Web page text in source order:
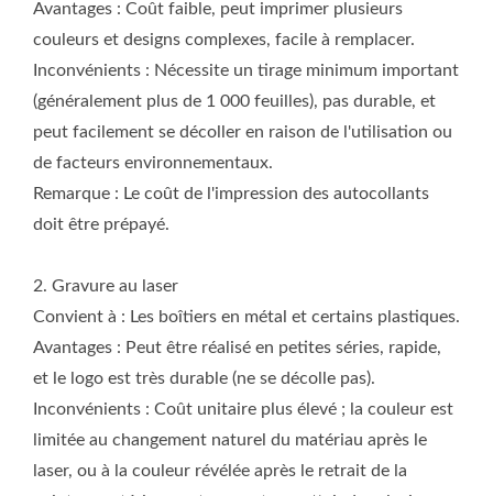
intégré au produit, ne nécessite aucun processus
supplémentaire, offre une grande durabilité et ne se décolle
pas. Inconvénients : Convient uniquement pour le plastique
ou le métal sous pression ; coût de développement du moule
élevé ; nécessite un volume de production minimum
important (plus de 1 000 unités), ce qui le rend inadapté aux
petites commandes. (Si le moule a une position de logo
interchangeable, les frais de moule pour le logo sont
inférieurs ; sinon, le coût du moule principal est très élevé.)
boîtier doivent être prépayés. Recommandation : Le choix de
la méthode de marque dépend de votre quantité de
commande, de votre budget, du positionnement de la marque
et de la durabilité requise du logo. Nous vous recommandons
de nous fournir le modèle de produit et votre quantité
d'achat estimée afin que nous puissions vous offrir un devis
plus précis et des conseils spécifiques. Email :
gison@seed.net.tw ; sales@gison.com
Avantages : Coût faible, peut imprimer plusieurs
couleurs et designs complexes, facile à remplacer.
Inconvénients : Nécessite un tirage minimum important
(généralement plus de 1 000 feuilles), pas durable, et
peut facilement se décoller en raison de l'utilisation ou
de facteurs environnementaux.
Remarque : Le coût de l'impression des autocollants
doit être prépayé.
2. Gravure au laser
Convient à : Les boîtiers en métal et certains plastiques.
Avantages : Peut être réalisé en petites séries, rapide,
et le logo est très durable (ne se décolle pas).
Inconvénients : Coût unitaire plus élevé ; la couleur est
limitée au changement naturel du matériau après le
laser, ou à la couleur révélée après le retrait de la